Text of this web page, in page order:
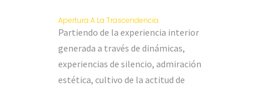
Apertura A La Trascendencia
Partiendo de la experiencia interior
generada a través de dinámicas,
experiencias de silencio, admiración
estética, cultivo de la actitud de